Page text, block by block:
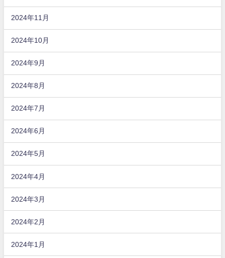
2024年11月
2024年10月
2024年9月
2024年8月
2024年7月
2024年6月
2024年5月
2024年4月
2024年3月
2024年2月
2024年1月